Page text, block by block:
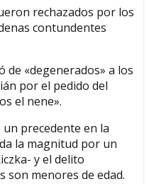
rechazados por los
contundentes
de «degenerados» a los
por el pedido del
el nene».
precedente en la
la magnitud por un
y el delito
son menores de edad.